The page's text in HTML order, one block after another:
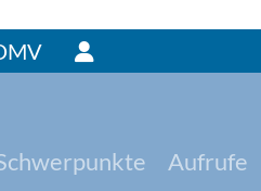
Aufrufe